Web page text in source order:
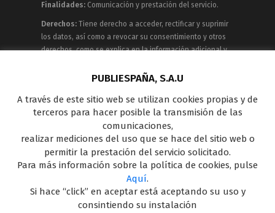
Finalidades: Comunicación y prestación del servicio.
Derechos: Tiene derecho a acceder, rectificar y suprimir
los datos, así como a revocar su consentimiento y otros
derechos, como se explica en la información adicional y
Publiespaña es empresa de Mediaset España
concesionaria del espacio publicitario de sus siete
canales en abierto: Telecinco, Cuatro, Factoría de Ficción,
Boing, Divinity , Energy y Be Mad, así como de una amplia
oferta en el panorama de medios y con una gran
experiencia en la comercialización de diferentes
soportes en Internet y TV Outdoor Digital.
PUBLIESPAÑA, S.A.U
A través de este sitio web se utilizan cookies propias y de
terceros para hacer posible la transmisión de las
comunicaciones,
realizar mediciones del uso que se hace del sitio web o
permitir la prestación del servicio solicitado.
Para más información sobre la política de cookies, pulse
Aquí.
Si hace “click” en aceptar está aceptando su uso y
consintiendo su instalación